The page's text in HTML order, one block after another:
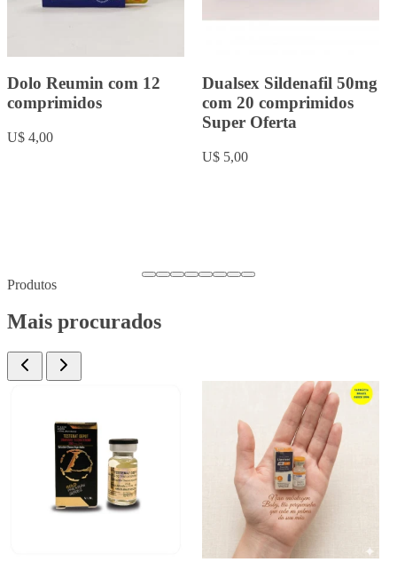
Rowachol com 50
cápsulas.
U$ 9,00
Fluoxetina 20mg com 20
comprimidos
Produtos
Mais procurados